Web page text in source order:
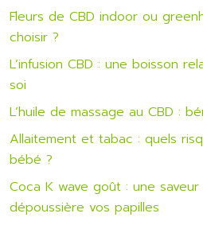
Fleurs de CBD indoor ou
choisir ?
L’infusion CBD : une boisson
soi
L’huile de massage au CBD :
Allaitement et tabac : quels
bébé ?
Coca K wave goût : une
dépoussière vos papilles